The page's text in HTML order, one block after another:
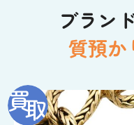
ブラン
質預か